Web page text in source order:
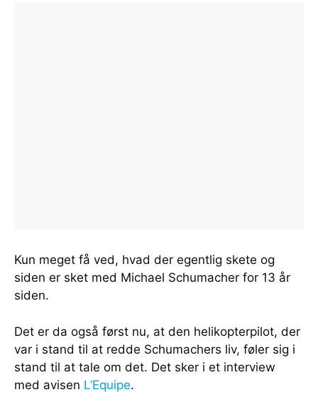
Kun meget få ved, hvad der egentlig skete og
siden er sket med Michael Schumacher for 13 år
siden.
Det er da også først nu, at den helikopterpilot, der
var i stand til at redde Schumachers liv, føler sig i
stand til at tale om det. Det sker i et interview
med avisen L’Equipe.